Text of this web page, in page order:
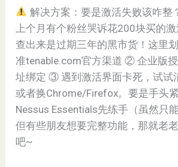
解决方案：要是激活失败该咋整
上个月有个粉丝哭诉花200块买的
查出来是过期三年的黑市货！这里
准tenable.com官方渠道 ② 企业版
址绑定 ③ 遇到激活界面卡死，试试
或者换Chrome/Firefox。要是手头
Nessus Essentials先练手（虽然只
但有些朋友想要完整功能，那就老
吧~